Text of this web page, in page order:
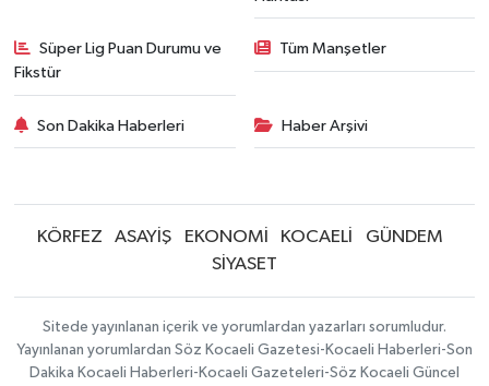
Süper Lig Puan Durumu ve
Fikstür
Tüm Manşetler
Son Dakika Haberleri Haber Arşivi
KÖRFEZ ASAYİŞ EKONOMİ KOCAELİ
GÜNDEM
SİYASET
Sitede yayınlanan içerik ve yorumlardan yazarları sorumludur.
Yayınlanan yorumlardan Söz Kocaeli Gazetesi-Kocaeli Haberleri-Son
Dakika Kocaeli Haberleri-Kocaeli Gazeteleri-Söz Kocaeli Güncel